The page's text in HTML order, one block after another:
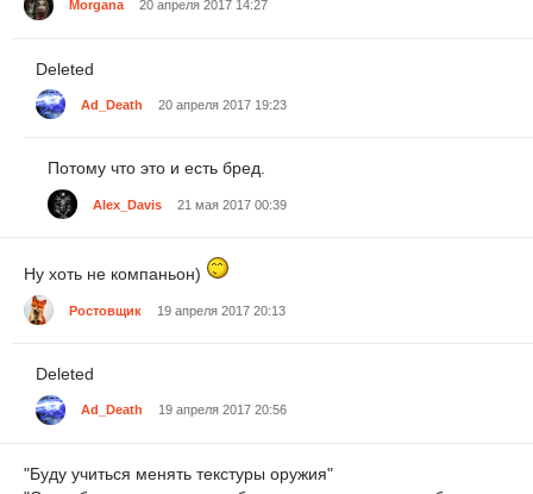
Morgana 20 апреля 2017 14:27
Deleted
Ad_Death 20 апреля 2017 19:23
Потому что это и есть бред.
Alex_Davis 21 мая 2017 00:39
Ну хоть не компаньон)
Ростовщик 19 апреля 2017 20:13
Deleted
Ad_Death 19 апреля 2017 20:56
"Буду учиться менять текстуры оружия"